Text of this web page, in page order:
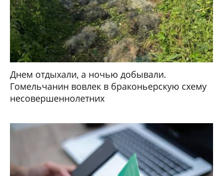
Днем отдыхали, а ночью добывали.
Гомельчанин вовлек в браконьерскую схему
несовершеннолетних